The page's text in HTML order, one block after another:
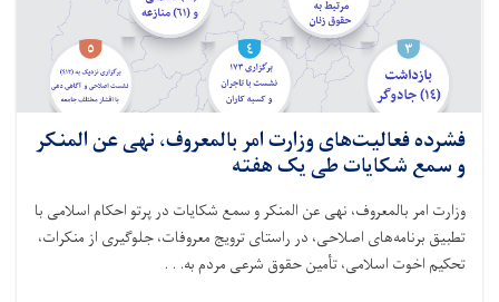
فشرده فعالیت‌های وزارت امر بالمعروف، نهی عن المنکر
و سمع شکایات طی یک هفته
وزارت امر بالمعروف، نهی عن المنکر و سمع شکایات در پرتو احکام اسلامی با
تطبیق برنامه‌های اصلاحی، در راستای ترویج معروفات، جلوگیری از منکرات،
تحکیم اخوت اسلامی، تأمین حقوق شرعی مردم به. . .